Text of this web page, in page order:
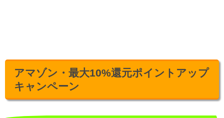
アマゾン・最大10%還元ポイントアップ
キャンペーン